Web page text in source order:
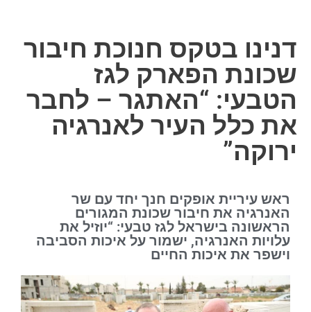
דנינו בטקס חנוכת חיבור
שכונת הפארק לגז
הטבעי: “האתגר – לחבר
את כלל העיר לאנרגיה
ירוקה”
ראש עיריית אופקים חנך יחד עם שר
האנרגיה את חיבור שכונת המגורים
הראשונה בישראל לגז טבעי: “יוזיל את
עלויות האנרגיה, ישמור על איכות הסביבה
וישפר את איכות החיים